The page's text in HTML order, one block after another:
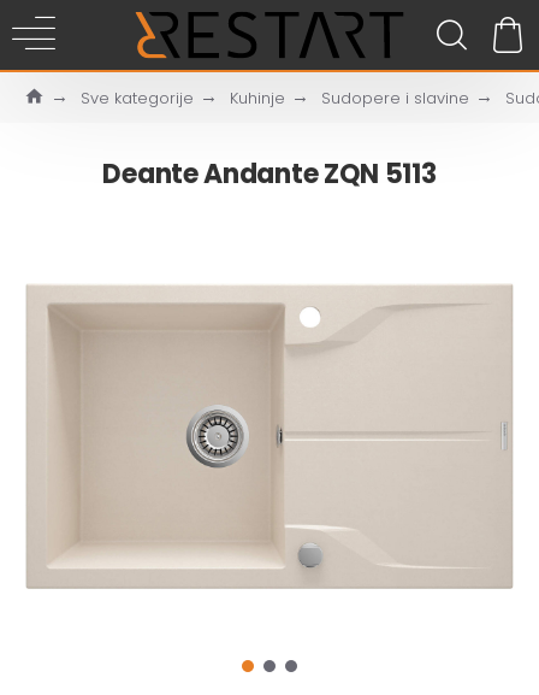
Sve kategorije Kuhinje Sudopere i slavine
Deante Andante ZQN 5113